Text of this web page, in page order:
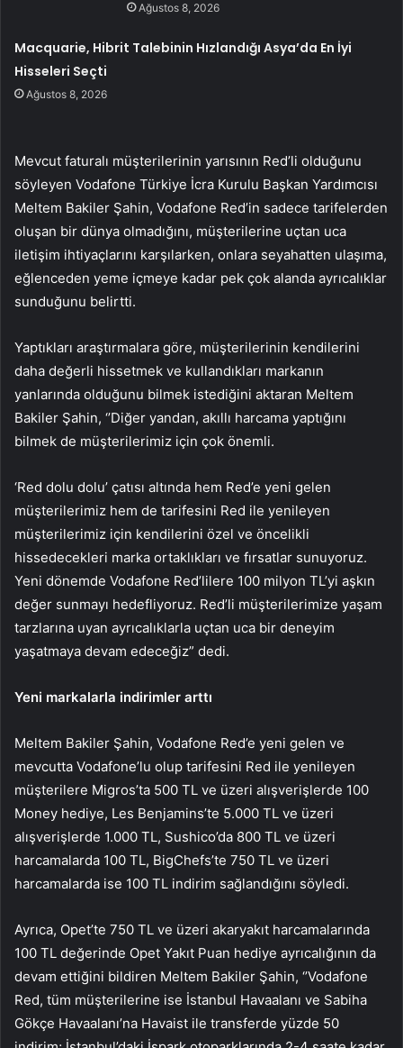
Ağustos 8, 2026
Macquarie, Hibrit Talebinin Hızlandığı Asya’da En İyi
Hisseleri Seçti
Ağustos 8, 2026
Mevcut faturalı müşterilerinin yarısının Red’li olduğunu
söyleyen Vodafone Türkiye İcra Kurulu Başkan Yardımcısı
Meltem Bakiler Şahin, Vodafone Red’in sadece tarifelerden
oluşan bir dünya olmadığını, müşterilerine uçtan uca
iletişim ihtiyaçlarını karşılarken, onlara seyahatten ulaşıma,
eğlenceden yeme içmeye kadar pek çok alanda ayrıcalıklar
sunduğunu belirtti.
Yaptıkları araştırmalara göre, müşterilerinin kendilerini
daha değerli hissetmek ve kullandıkları markanın
yanlarında olduğunu bilmek istediğini aktaran Meltem
Bakiler Şahin, ‘’Diğer yandan, akıllı harcama yaptığını
bilmek de müşterilerimiz için çok önemli.
‘Red dolu dolu’ çatısı altında hem Red’e yeni gelen
müşterilerimiz hem de tarifesini Red ile yenileyen
müşterilerimiz için kendilerini özel ve öncelikli
hissedecekleri marka ortaklıkları ve fırsatlar sunuyoruz.
Yeni dönemde Vodafone Red’lilere 100 milyon TL’yi aşkın
değer sunmayı hedefliyoruz. Red’li müşterilerimize yaşam
tarzlarına uyan ayrıcalıklarla uçtan uca bir deneyim
yaşatmaya devam edeceğiz” dedi.
Yeni markalarla indirimler arttı
Meltem Bakiler Şahin, Vodafone Red’e yeni gelen ve
mevcutta Vodafone’lu olup tarifesini Red ile yenileyen
müşterilere Migros’ta 500 TL ve üzeri alışverişlerde 100
Money hediye, Les Benjamins’te 5.000 TL ve üzeri
alışverişlerde 1.000 TL, Sushico’da 800 TL ve üzeri
harcamalarda 100 TL, BigChefs’te 750 TL ve üzeri
harcamalarda ise 100 TL indirim sağlandığını söyledi.
Ayrıca, Opet’te 750 TL ve üzeri akaryakıt harcamalarında
100 TL değerinde Opet Yakıt Puan hediye ayrıcalığının da
devam ettiğini bildiren Meltem Bakiler Şahin, ‘’Vodafone
Red, tüm müşterilerine ise İstanbul Havaalanı ve Sabiha
Gökçe Havaalanı’na Havaist ile transferde yüzde 50